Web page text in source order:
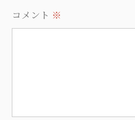
コメント ※